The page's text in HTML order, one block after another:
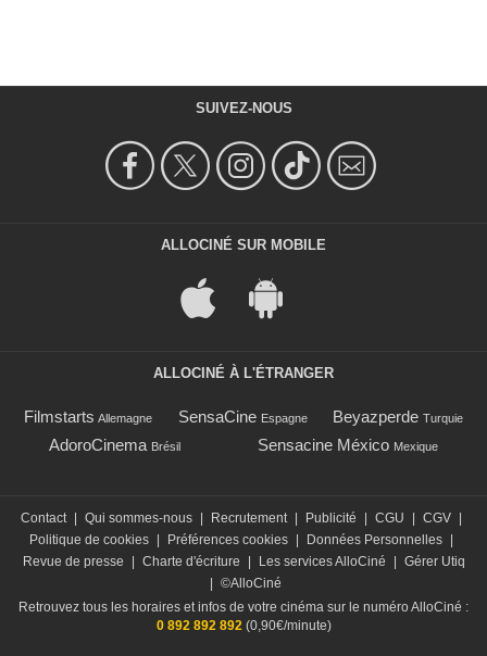
SUIVEZ-NOUS
ALLOCINÉ SUR MOBILE
ALLOCINÉ À L'ÉTRANGER
Filmstarts Allemagne SensaCine Espagne Beyazperde Turquie
AdoroCinema Brésil Sensacine México Mexique
Contact Qui sommes-nous Recrutement Publicité CGU CGV
Politique de cookies
Préférences cookies Données Personnelles
Revue de presse
Charte d'écriture Les services AlloCiné
Gérer Utiq
©AlloCiné
Retrouvez tous les horaires et infos de votre cinéma sur le numéro AlloCiné :
0 892 892 892(0,90€/minute)